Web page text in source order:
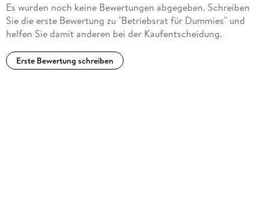
Es wurden noch keine Bewertungen abgegeben. Schreiben
Sie die erste Bewertung zu "Betriebsrat für Dummies" und
helfen Sie damit anderen bei der Kaufentscheidung.
Erste Bewertung schreiben